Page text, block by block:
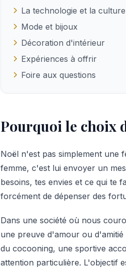
La technologie et la culture
Mode et bijoux
Décoration d'intérieur
Expériences à offrir
Foire aux questions
Pourquoi le choix
Noël n'est pas simplement une
femme, c'est lui envoyer un
besoins, tes envies et ce qui te
forcément de dépenser des
Dans une société où nous
une preuve d'amour ou d'amitié
du cocooning, une sportive
attention particulière. L'objectif